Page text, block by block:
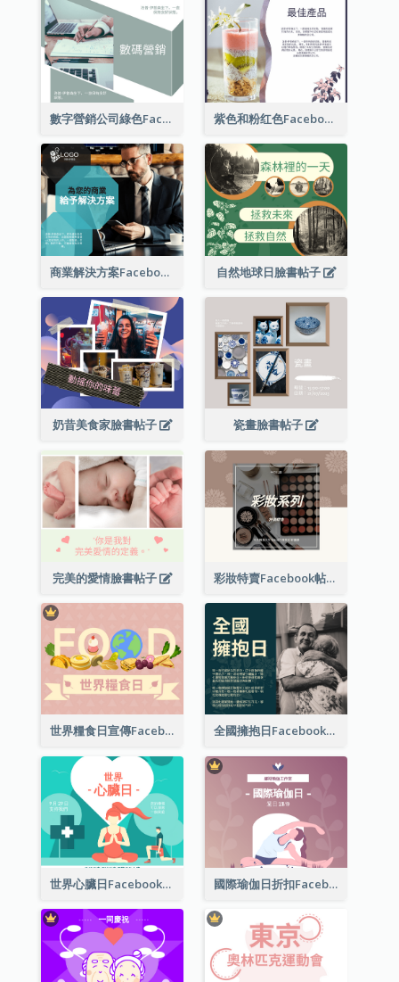
數字營銷公司綠色Facebook帖子 紫色和粉红色Facebook帖子
商業解決方案Facebook帖子 自然地球日臉書帖子
奶昔美食家臉書帖子 瓷畫臉書帖子
完美的愛情臉書帖子 彩妝特賣Facebook帖子
世界糧食日宣傳Facebook帖子 全國擁抱日Facebook帖子
世界心臟日Facebook帖子 國際瑜伽日折扣Facebook帖子